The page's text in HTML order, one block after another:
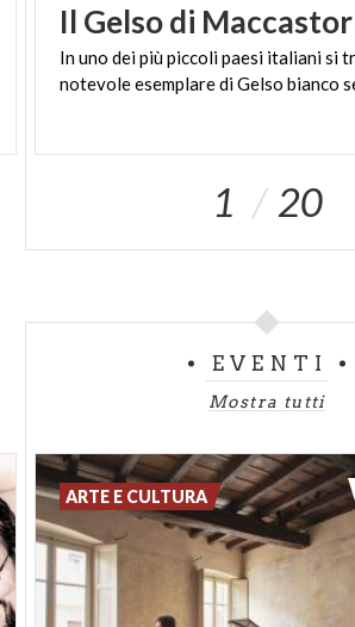
Il Gelsodi
Inuno deipiùpiccolipaesi italianisi
notevoleesemplarediGelso bianco
1 20
EVENTI
Mostra tutti
ARTE E CULTURA